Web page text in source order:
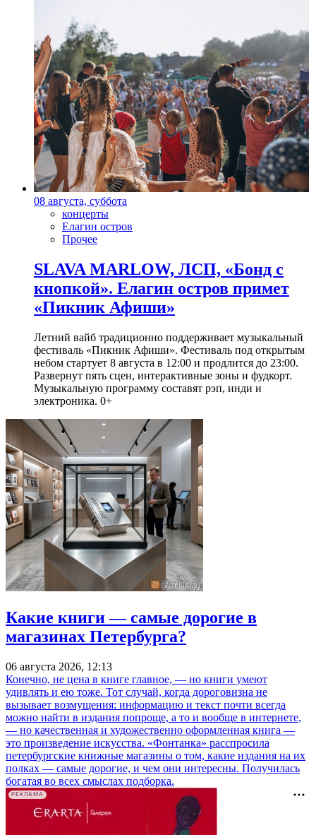
08 августа, суббота
концерты
Елагин остров
Прочее
SLAVA MARLOW, ЛСП, «Бонд с
кнопкой». Елагин остров примет
«Пикник Афиши»
Летний вайб традиционно поддерживает музыкальный
фестиваль «Пикник Афиши». Фестиваль под открытым
небом стартует 8 августа в 12:00 и продлится до 23:00.
Развернут пять сцен, интерактивные зоны и фудкорт.
Музыкальную программу составят рэп, инди и
электроника. 0+
Какие книги — самые дорогие в
магазинах Петербурга?
06 августа 2026, 12:13
Конечно, не цена в книге главное, — но книги умеют
удивлять и ею тоже. Тот случай, когда дороговизна не
вызывает возмущения: информацию и текст почти всегда
можно найти в издания попроще, а то и вообще в интернете,
— но качественная и художественно оформленная книга —
это произведение искусства. «Фонтанка» расспросила
петербургские книжные магазины о том, какие издания на их
полках — самые дорогие, и чем они интересны. Получилась
богатая во всех смыслах подборка.
РЕКЛАМА